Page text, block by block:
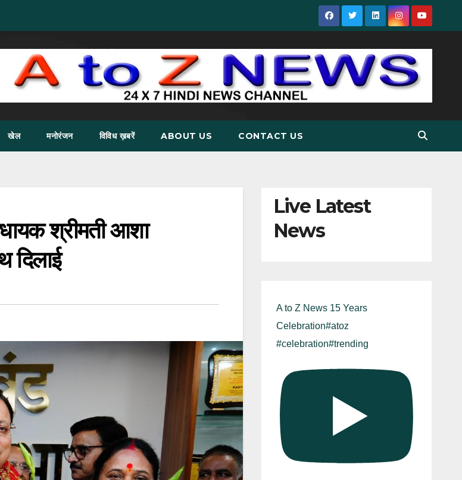
खेल मनोरंजन विविध ख़बरें ABOUT US CONTACT US
श्रीमती आशा
दिलाई
Live Latest
News
A to Z News 15 Years
Celebration#atoz
#celebration#trending